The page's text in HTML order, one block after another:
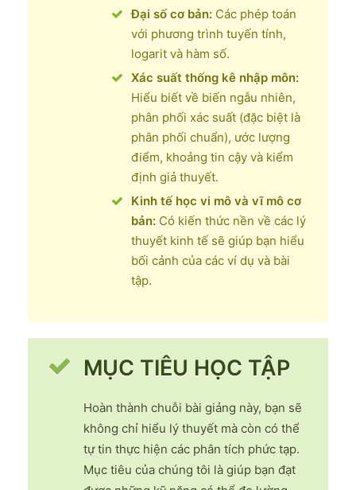
Đại số cơ bản: Các phép toán
với phương trình tuyến tính,
logarit và hàm số.
Xác suất thống kê nhập môn:
Hiểu biết về biến ngẫu nhiên,
phân phối xác suất (đặc biệt là
phân phối chuẩn), ước lượng
điểm, khoảng tin cậy và kiểm
định giả thuyết.
Kinh tế học vi mô và vĩ mô cơ
bản: Có kiến thức nền về các lý
thuyết kinh tế sẽ giúp bạn hiểu
bối cảnh của các ví dụ và bài
tập.
MỤC TIÊU HỌC TẬP
Hoàn thành chuỗi bài giảng này, bạn sẽ
không chỉ hiểu lý thuyết mà còn có thể
tự tin thực hiện các phân tích phức tạp.
Mục tiêu của chúng tôi là giúp bạn đạt